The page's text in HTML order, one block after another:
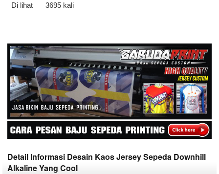
Di lihat 3695 kali
Detail Informasi Desain Kaos Jersey Sepeda Downhill
Alkaline Yang Cool